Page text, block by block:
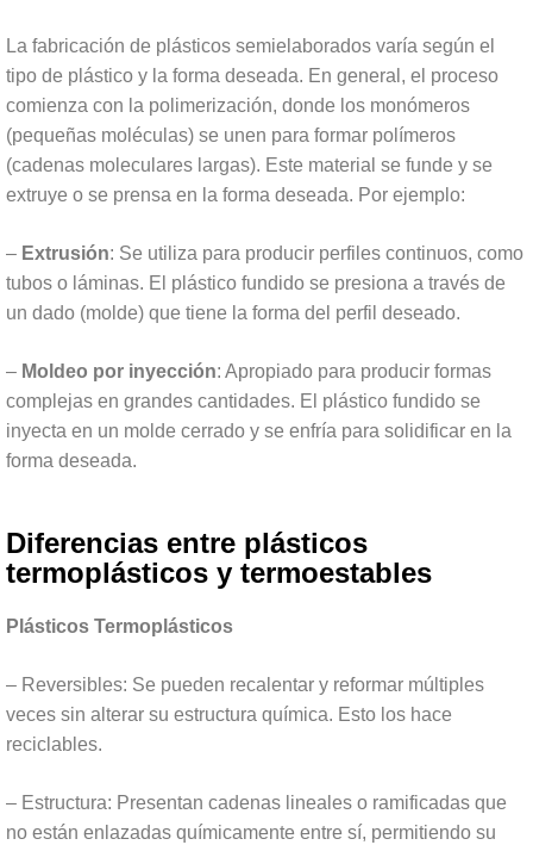
La fabricación de plásticos semielaborados varía según el
tipo de plástico y la forma deseada. En general, el proceso
comienza con la polimerización, donde los monómeros
(pequeñas moléculas) se unen para formar polímeros
(cadenas moleculares largas). Este material se funde y se
extruye o se prensa en la forma deseada. Por ejemplo:
– Extrusión: Se utiliza para producir perfiles continuos, como
tubos o láminas. El plástico fundido se presiona a través de
un dado (molde) que tiene la forma del perfil deseado.
– Moldeo por inyección: Apropiado para producir formas
complejas en grandes cantidades. El plástico fundido se
inyecta en un molde cerrado y se enfría para solidificar en la
forma deseada.
Diferencias entre plásticos
termoplásticos y termoestables
Plásticos Termoplásticos
– Reversibles: Se pueden recalentar y reformar múltiples
veces sin alterar su estructura química. Esto los hace
reciclables.
– Estructura: Presentan cadenas lineales o ramificadas que
no están enlazadas químicamente entre sí, permitiendo su